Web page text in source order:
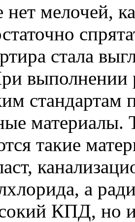
мелочей,
стала
выполнении
материалы.
такие
а
КПД, но и